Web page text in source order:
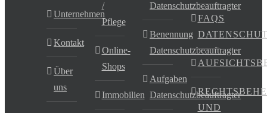
Unternehmen
Kontakt
Über
uns
/
Pflege
Online-
Shops
Immobilien
Datenschutzbeauftragter
Benennung
Datenschutzbeauftragter
Aufgaben
Datenschutzbeauftragter
FAQS
UND